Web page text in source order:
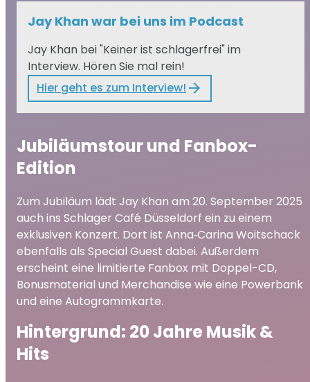
Jay Khan war bei uns im Podcast
Jay Khan bei "Keiner ist schlagerfrei" im
Interview. Hören Sie mal rein!
Hier geht es zum Interview!
Jubiläumstour und Fanbox-
Edition
Zum Jubiläum lädt Jay Khan am 20. September 2025
auch ins Schlager Café Düsseldorf ein zu einem
exklusiven Konzert. Dort ist Anna‑Carina Woitschack
ebenfalls als Special Guest dabei. Außerdem
erscheint eine limitierte Fanbox mit Doppel-CD,
Bonusmaterial und Merchandise wie eine Powerbank
und eine Autogrammkarte.
Hintergrund: 20 Jahre Musik &
Hits